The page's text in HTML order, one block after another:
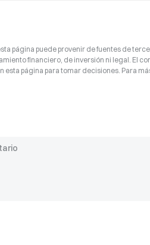
página puede provenir de fuentes de
financiero, de inversión ni legal. El
esta página para tomar decisiones. Para